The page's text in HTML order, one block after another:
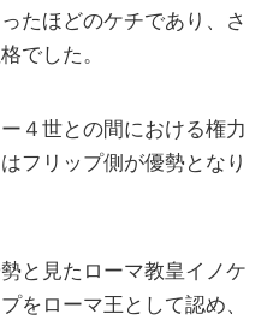
たほどのケチであり、さ
でした。
４世との間における権力
フリップ側が優勢となり
と見たローマ教皇イノケ
をローマ王として認め、